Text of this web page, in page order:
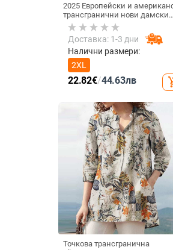
2025 Европейски и
трансгранични нови дамски
памучни и ленени копчета,
модни ежедневни топове
Доставка: 1-3 дни
Налични размери:
2XL
22.82€/44.63лв
Точкова трансгранична